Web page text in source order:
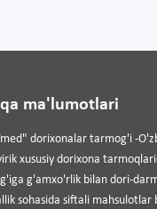
ma'lumotlari
dorixonalar tarmog'i -
xususiy dorixona
g'amxo'rlik bilan dori-
sohasida siftali mahsulotlar